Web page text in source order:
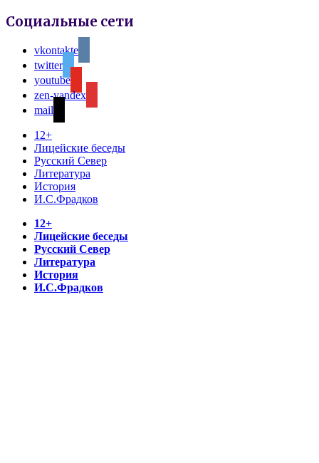
Социальные сети
vkontakte
twitter
youtube
zen-yandex
mail
12+
Лицейские беседы
Русский Север
Литература
История
И.С.Фрадков
12+
Лицейские беседы
Русский Север
Литература
История
И.С.Фрадков